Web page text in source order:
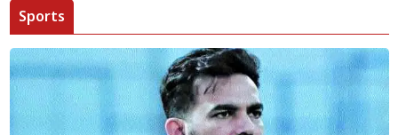
Sports